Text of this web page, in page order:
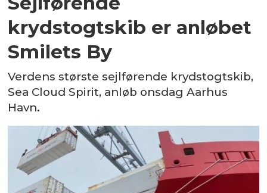
krydstogtskib er anløbet
Smilets By
Verdens største sejlførende krydstogtskib,
Sea Cloud Spirit, anløb onsdag Aarhus
Havn.